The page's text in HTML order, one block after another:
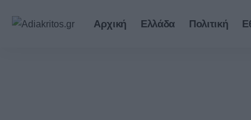
Αρχική Ελλάδα Πολιτική